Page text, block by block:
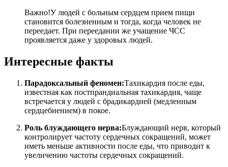
Важно!У людей с больным сердцем прием пищи
становится болезненным и тогда, когда человек не
переедает. При переедании же учащение ЧСС
проявляется даже у здоровых людей.
Интересные факты
Парадоксальный феномен:Тахикардия после еды,
известная как постпрандиальная тахикардия, чаще
встречается у людей с брадикардией (медленным
сердцебиением) в покое.
Роль блуждающего нерва:Блуждающий нерв, который
контролирует частоту сердечных сокращений, может
иметь меньше активности после еды, что приводит к
увеличению частоты сердечных сокращений.